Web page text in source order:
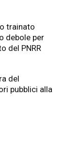
trainato
debole per
del PNRR
del
pubblici alla